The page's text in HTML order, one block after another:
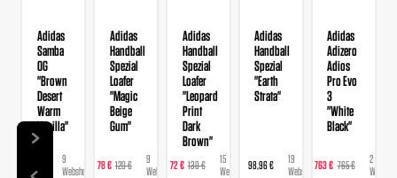
Adidas
Samba
OG
"Brown
Desert
Warm
Vanilla"
9
Webshops
Adidas
Handball
Spezial
Loafer
"Magic
Beige
Gum"
78 € 120 €
9
Webshops
Adidas
Handball
Spezial
Loafer
"Leopard
Print
Dark
Brown"
72 € 130 €
15
Webshops
Adidas
Handball
Spezial
"Earth
Strata"
98,96 €
19
Webshops
Adidas
Adizero
Adios
Pro Evo
3
"White
Black"
763 € 765 €
2